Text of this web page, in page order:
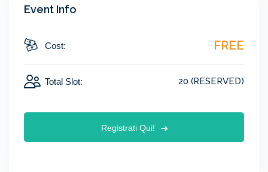
Event Info
Cost: FREE
Total Slot: 20 (RESERVED)
Registrati Qui!